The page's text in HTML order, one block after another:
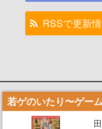
RSSで更新